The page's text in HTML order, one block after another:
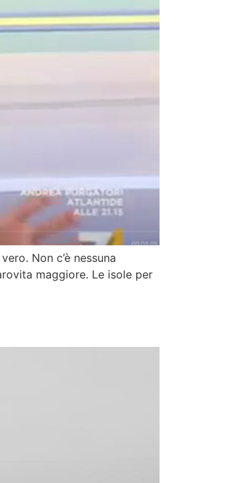
Non c’è nessuna
maggiore. Le isole per